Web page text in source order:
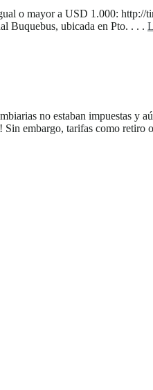
o mayor a USD 1.000:
Buquebus, ubicada en Pto. . . .
no estaban impuestas y
Sin embargo, tarifas como retiro